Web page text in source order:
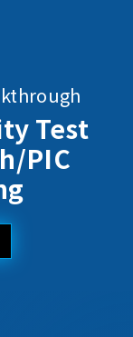
Test
PIC